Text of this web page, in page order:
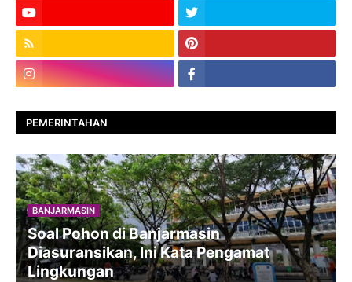
PEMERINTAHAN
BANJARMASIN
Soal Pohon di Banjarmasin
Diasuransikan, Ini Kata Pengamat
Lingkungan